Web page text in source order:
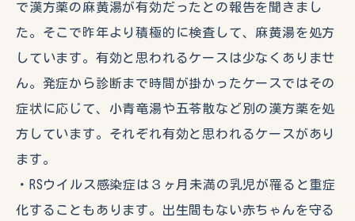
で漢方薬の麻黄湯が有効だったとの報告を聞きまし
た。そこで昨年より積極的に検査して、麻黄湯を処方
しています。有効と思われるケースは少なくありませ
ん。発症から診断まで時間が掛かったケースではその
症状に応じて、小青竜湯や五苓散など別の漢方薬を処
方しています。それぞれ有効と思われるケースがあり
ます。
・RSウイルス感染症は３ヶ月未満の乳児が罹ると重症
化することもあります。出生間もない赤ちゃんを守る